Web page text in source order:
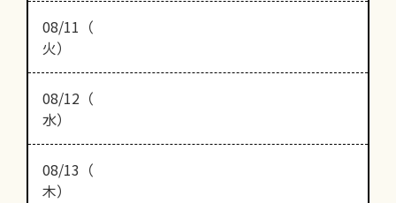
08/11（
火）
08/12（
水）
08/13（
木）